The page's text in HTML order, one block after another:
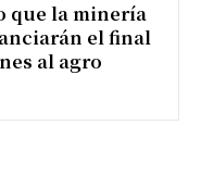
que la minería
el final
al agro